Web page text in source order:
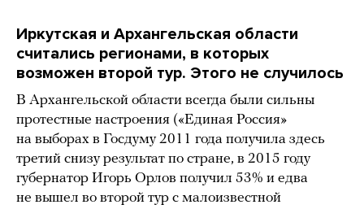
Иркутская и Архангельская области
считались регионами, в которых
возможен второй тур. Этого не случилось
В Архангельской области всегда были сильны
протестные настроения («Единая Россия»
на выборах в Госдуму 2011 года получила здесь
третий снизу результат по стране, в 2015 году
губернатор Игорь Орлов получил 53% и едва
не вышел во второй тур с малоизвестной